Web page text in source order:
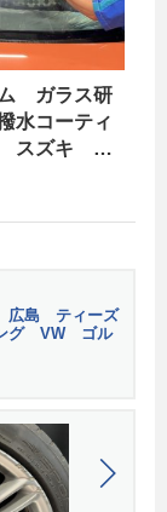
ガラス研
水コーティ
スズキ ハ
広島 ティーズ
ング VW ゴル